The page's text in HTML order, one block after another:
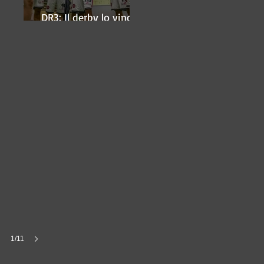
DR3: Il derby lo vince
1/11